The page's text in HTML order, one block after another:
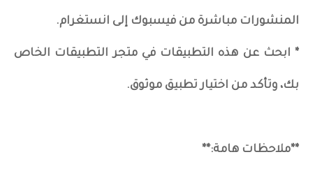
المنشورات مباشرة من فيسبوك إلى انستغرام.
* ابحث عن هذه التطبيقات في متجر التطبيقات الخاص
بك، وتأكد من اختيار تطبيق موثوق.
**ملاحظات هامة:**